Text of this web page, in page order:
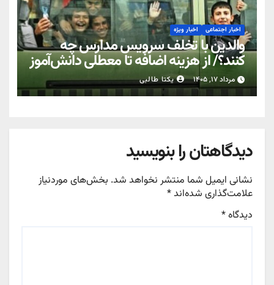
اخبار اجتماعی اخبار ویژه
والدین با تخلف سرویس مدارس چه
کنند؟/ از هزینه اضافه تا معطلی دانش‌آموز
مرداد ۱۷, ۱۴۰۵ یکتا طالبی
دیدگاهتان را بنویسید
نشانی ایمیل شما منتشر نخواهد شد. بخش‌های موردنیاز
علامت‌گذاری شده‌اند*
دیدگاه*